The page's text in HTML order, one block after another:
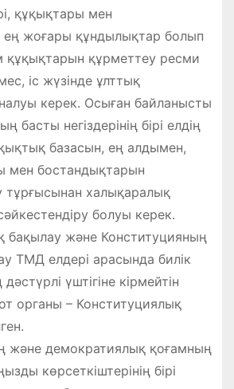
құқықтары мен
жоғары құндылықтар болып
құрметтеу ресми
іс жүзінде ұлттық
керек. Осыған байланысты
негіздерінің бірі елдің
базасын, ең алдымен,
мен бостандықтарын
тұрғысынан халықаралық
болуы керек.
бақылау және Конституцияның
ТМД елдері арасында билік
үштігіне кірмейтін
органы – Конституциялық
және демократиялық қоғамның
көрсеткіштерінің бірі